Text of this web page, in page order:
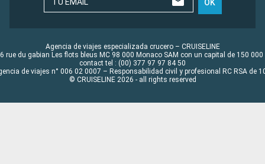
OK
Agencia de viajes especializada crucero – CRUISELINE
rue du gabian Les flots bleus MC 98 000 Monaco SAM con un capital de 150 000
contact tel : (00) 377 97 97 84 50
de viajes n° 006 02 0007 – Responsabilidad civil y profesional RC RSA de
© CRUISELINE 2026 - all rights reserved